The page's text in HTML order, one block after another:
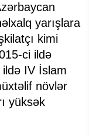
yarışlara
kimi
ci ildə
ildə IV İslam
növlər
yüksək